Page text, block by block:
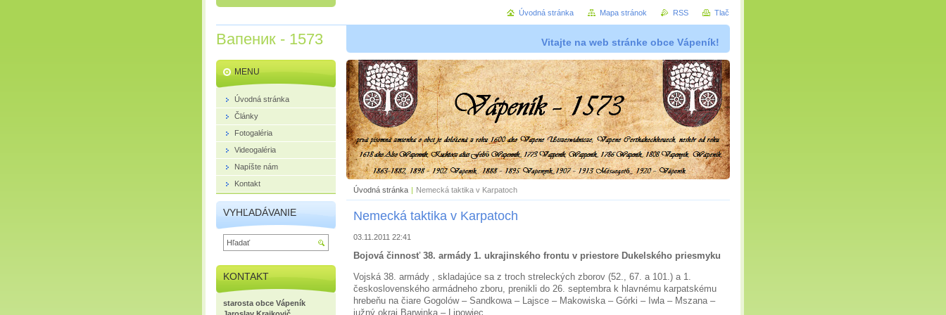
Вапеник - 1573 Vitajte na web stránke obce Vápeník!
Úvodná stránka | Nemecká taktika v Karpatoch
Nemecká taktika v Karpatoch
03.11.2011 22:41
Bojová činnosť 38. armády 1. ukrajinského frontu v priestore Dukelského priesmyku
Vojská 38. armády , skladajúce sa z troch streleckých zborov (52., 67. a 101.) a 1.
československého armádneho zboru, prenikli do 26. septembra k hlavnému karpatskému
hrebeňu na čiare Gogolów – Sandkowa – Lajsce – Makowiska – Górki – Iwla – Mszana –
južný okraj Barwinka – Lipowiec.
MENU
Úvodná stránka
Články
Fotogaléria
Videogaléria
Napíšte nám
Kontakt
VYHĽADÁVANIE
KONTAKT
starosta obce Vápeník
Úvodná stránka Mapa stránok RSS Tlač